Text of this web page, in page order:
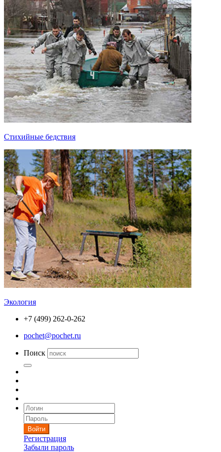
Стихийные бедствия
Экология
+7 (499) 262-0-262
pochet@pochet.ru
Поиск
Войти
Регистрация
Забыли пароль